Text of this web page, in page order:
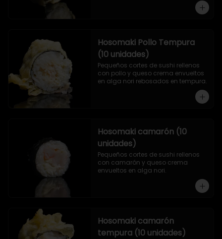
Hosomaki Pollo Tempura
(10 unidades)
Pequeños cortes de sushi rellenos
con pollo y queso crema envueltos
en alga nori rebosados en tempura.
Hosomaki camarón (10
unidades)
Pequeños cortes de sushi rellenos
con camarón y queso crema
envueltos en alga nori.
Hosomaki camarón
tempura (10 unidades)